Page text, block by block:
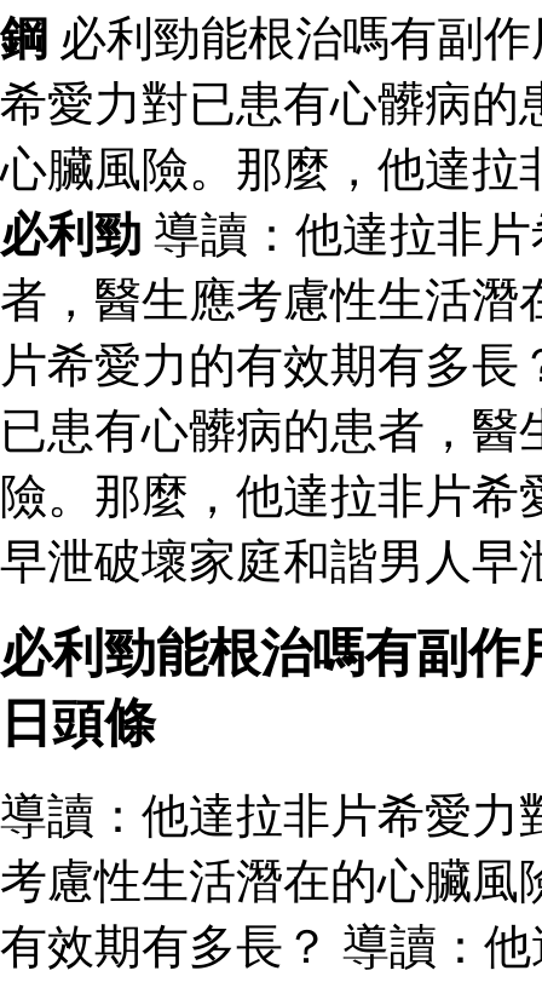
鋼 必利勁能根治嗎有副
希愛力對已患有心髒病的
心臟風險。那麼，他達拉
必利勁 導讀：他達拉非
者，醫生應考慮性生活潛
片希愛力的有效期有多
已患有心髒病的患者，
險。那麼，他達拉非片
早泄破壞家庭和諧男人早
必利勁能根治嗎有副
日頭條
導讀：他達拉非片希愛力
考慮性生活潛在的心臟風
有效期有多長？ 導讀：